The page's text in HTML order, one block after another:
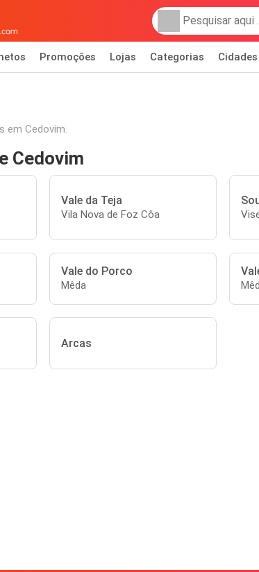
Promoções Lojas Categorias Cidades
em Cedovim.
Cedovim
Vale da Teja
Vila Nova de Foz Côa
Vale do Porco
Mêda
Arcas